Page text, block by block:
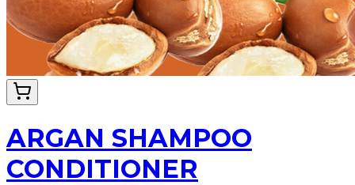
ARGAN SHAMPOO
CONDITIONER